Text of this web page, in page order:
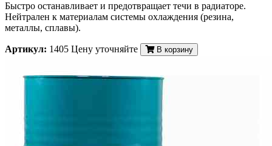
Быстро останавливает и предотвращает течи в радиаторе.
Нейтрален к материалам системы охлаждения (резина,
металлы, сплавы).
Артикул: 1405 Цену уточняйте В корзину